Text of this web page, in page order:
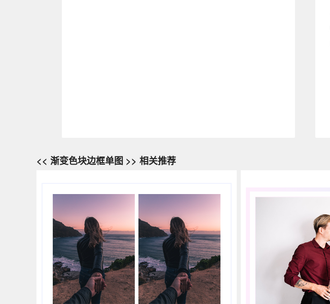
<< 渐变色块边框单图 >> 相关推荐